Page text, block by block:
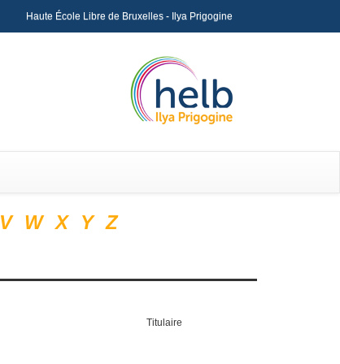
Haute École Libre de Bruxelles - Ilya Prigogine
V W X Y Z
Titulaire